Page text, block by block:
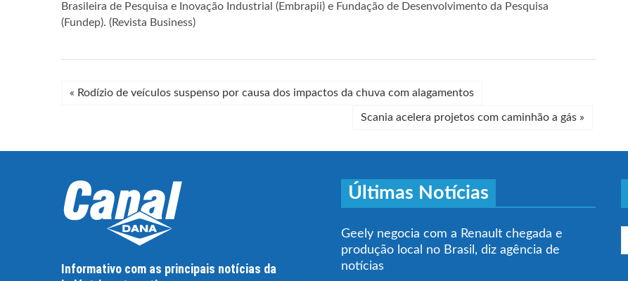
Brasileira de Pesquisa e Inovação Industrial (Embrapii) e Fundação de Desenvolvimento da Pesquisa
(Fundep). (Revista Business)
« Rodízio de veículos suspenso por causa dos impactos da chuva com alagamentos
Scania acelera projetos com caminhão a gás »
Informativo com as principais notícias da
Últimas Notícias
Geely negocia com a Renault chegada e
produção local no Brasil, diz agência de
notícias